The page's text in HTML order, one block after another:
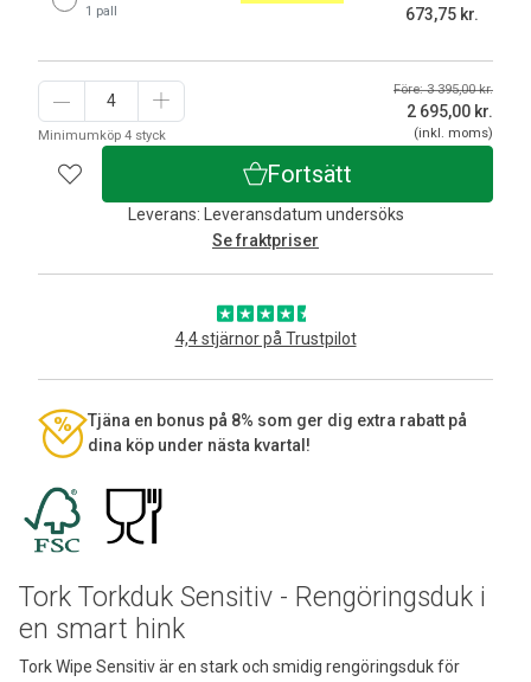
Tork Torkduk Sensitiv - Rengöringsduk i
en smart hink
Tork Wipe Sensitiv är en stark och smidig rengöringsduk för
1 pall
673,75 kr.
Minimumköp 4 styck
Före: 3 395,00 kr.
2 695,00 kr.
(inkl. moms)
Fortsätt
Leverans: Leveransdatum undersöks
Se fraktpriser
4,4 stjärnor på Trustpilot
Tjäna en bonus på 8% som ger dig extra rabatt på
dina köp under nästa kvartal!